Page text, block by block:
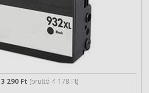
3 290 Ft (bruttó 4 178 Ft)